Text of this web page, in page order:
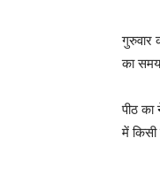
गुरुवार
का समय
पीठ का
में किसी